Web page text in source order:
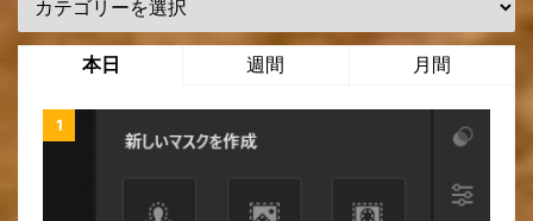
本日 週間 月間